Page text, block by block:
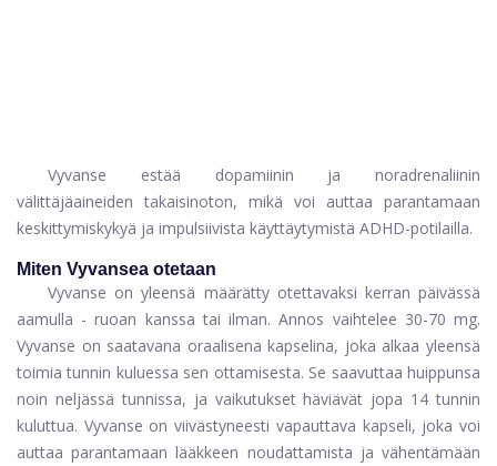
Vyvanse estää dopamiinin ja noradrenaliinin
välittäjäaineiden takaisinoton, mikä voi auttaa parantamaan
keskittymiskykyä ja impulsiivista käyttäytymistä ADHD-potilailla.
Miten Vyvansea otetaan
Vyvanse on yleensä määrätty otettavaksi kerran päivässä
aamulla - ruoan kanssa tai ilman. Annos vaihtelee 30-70 mg.
Vyvanse on saatavana oraalisena kapselina, joka alkaa yleensä
toimia tunnin kuluessa sen ottamisesta. Se saavuttaa huippunsa
noin neljässä tunnissa, ja vaikutukset häviävät jopa 14 tunnin
kuluttua. Vyvanse on viivästyneesti vapauttava kapseli, joka voi
auttaa parantamaan lääkkeen noudattamista ja vähentämään